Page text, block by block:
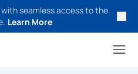
seamless access to the
Learn More